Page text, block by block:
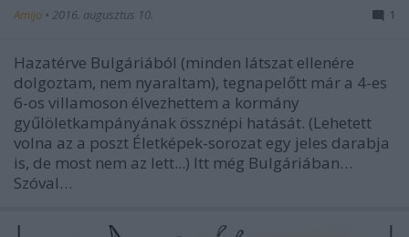
Amijo • 2016. augusztus 10. 1
Hazatérve Bulgáriából (minden látszat ellenére
dolgoztam, nem nyaraltam), tegnapelőtt már a 4-es
6-os villamoson élvezhettem a kormány
gyűlöletkampányának össznépi hatását. (Lehetett
volna az a poszt Életképek-sorozat egy jeles darabja
is, de most nem az lett...) Itt még Bulgáriában…
Szóval…